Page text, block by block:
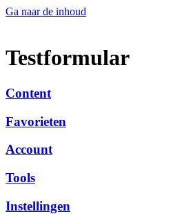
Ga naar de inhoud
Testformular
Content
Favorieten
Account
Tools
Instellingen